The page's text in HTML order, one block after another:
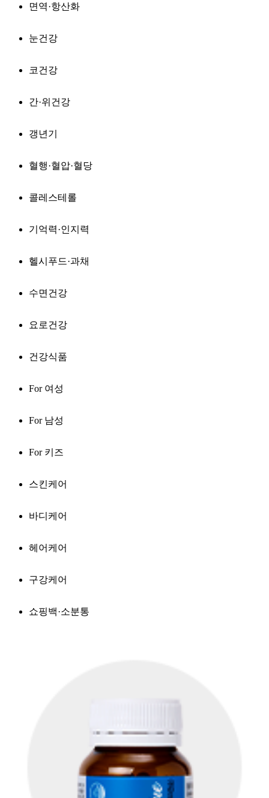
면역·항산화
눈건강
코건강
간·위건강
갱년기
혈행·혈압·혈당
콜레스테롤
기억력·인지력
헬시푸드·과채
수면건강
요로건강
건강식품
For 여성
For 남성
For 키즈
스킨케어
바디케어
헤어케어
구강케어
쇼핑백·소분통